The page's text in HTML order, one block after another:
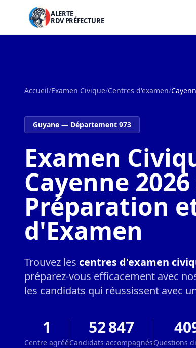
ALERTE
RDV PRÉFECTURE
Accueil/Examen Civique/Centres d'examen/
Guyane — Département 973
Examen
Cayenne 2026
Préparation
d'Examen
Trouvez les centres d'examen
préparez-vous efficacement avec
les candidats qui réussissent avec
1
Centre agréé
52 847
Candidats accompagnésQuestions